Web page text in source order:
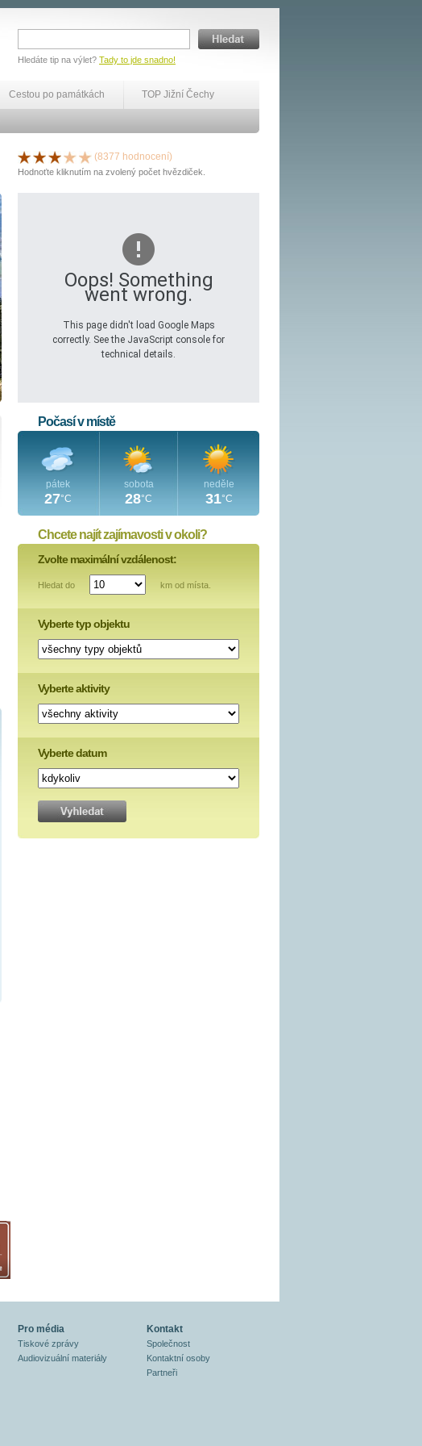
Hledáte tip na výlet? Tady to jde snadno!
Cestou po památkách TOP Jižní Čechy
(8377 hodnocení)
Hodnoťte kliknutím na zvolený počet hvězdiček.
Oops! Something
went wrong.
This page didn't load Google Maps
correctly. See the JavaScript console for
technical details.
Počasí v místě
pátek
27°C
sobota
28°C
neděle
31°C
Chcete najít zajímavosti v okoli?
Zvolte maximální vzdálenost:
Hledat do km od místa.
Vyberte typ objektu
Vyberte aktivity
Vyberte datum
Pro média
Tiskové zprávy
Audiovizuální materiály
Kontakt
Společnost
Kontaktní osoby
Partneři